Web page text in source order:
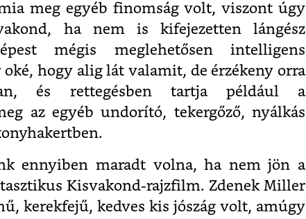
meg egyéb finomság volt, viszont úgy
ha nem is kifejezetten lángész
mégis meglehetősen intelligens
oké, hogy alig lát valamit, de érzékeny orra
és rettegésben tartja például a
az egyéb undorító, tekergőző, nyálkás
ennyiben maradt volna, ha nem jön a
Kisvakond-rajzfilm. Zdenek Miller
kerekfejű, kedves kis jószág volt, amúgy